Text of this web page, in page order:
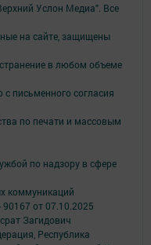
Услон Медиа". Все
на сайте, защищены
в любом объеме
письменного согласия
по печати и массовым
по надзору в сфере
коммуникаций
от 07.10.2025
Загидович
Республика